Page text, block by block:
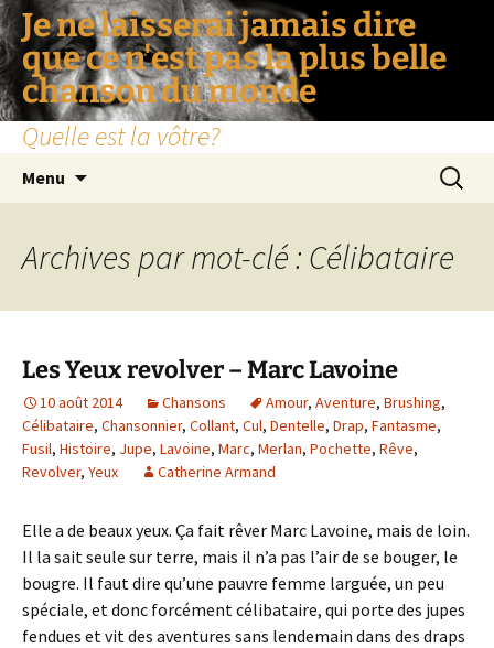
Je ne laisserai jamais dire
que ce n'est pas la plus belle
chanson du monde
Quelle est la vôtre?
Menu
Archives par mot-clé : Célibataire
Les Yeux revolver – Marc Lavoine
10 août 2014 Chansons Amour, Aventure, Brushing,
Célibataire, Chansonnier, Collant, Cul, Dentelle, Drap, Fantasme,
Fusil, Histoire, Jupe, Lavoine, Marc, Merlan, Pochette, Rêve,
Revolver, Yeux Catherine Armand
Elle a de beaux yeux. Ça fait rêver Marc Lavoine, mais de loin.
Il la sait seule sur terre, mais il n’a pas l’air de se bouger, le
bougre. Il faut dire qu’une pauvre femme larguée, un peu
spéciale, et donc forcément célibataire, qui porte des jupes
fendues et vit des aventures sans lendemain dans des draps